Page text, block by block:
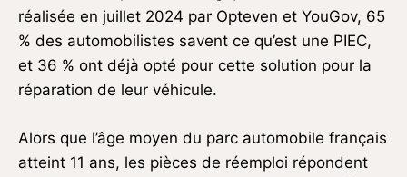
réalisée en juillet 2024 par Opteven et YouGov, 65
% des automobilistes savent ce qu’est une PIEC,
et 36 % ont déjà opté pour cette solution pour la
réparation de leur véhicule.
Alors que l’âge moyen du parc automobile français
atteint 11 ans, les pièces de réemploi répondent